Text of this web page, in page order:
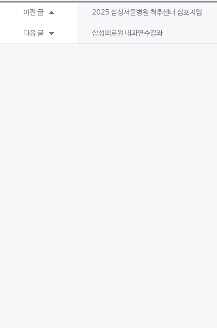
이전 글 2025 삼성서울병원 척추센터 심포지엄
다음 글 삼성의료원 내과연수강좌